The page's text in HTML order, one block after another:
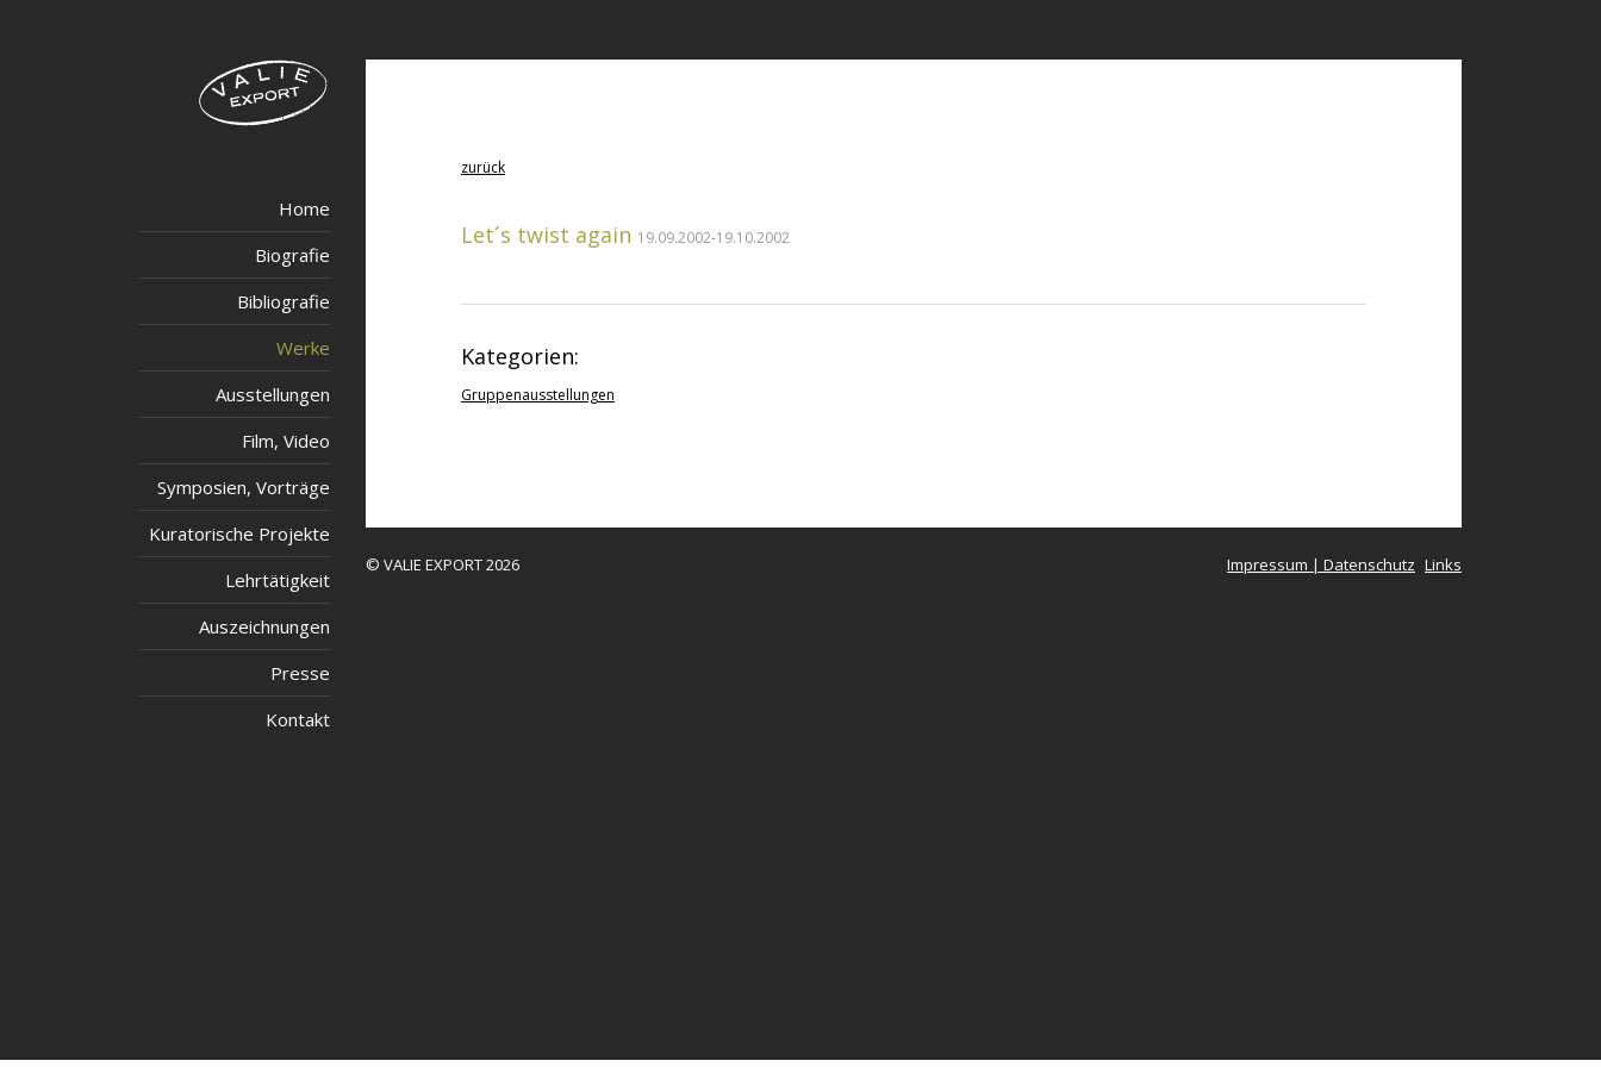
Home
Biografie
Bibliografie
Werke
Ausstellungen
Film, Video
Symposien, Vorträge
Kuratorische Projekte
Lehrtätigkeit
Auszeichnungen
Presse
Kontakt
zurück
Let´s twist again 19.09.2002-19.10.2002
Kategorien:
Gruppenausstellungen
© VALIE EXPORT 2026 Impressum | Datenschutz Links